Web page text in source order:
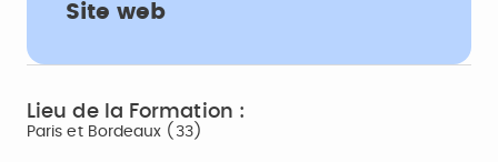
Site web
Lieu de la Formation :
Paris et Bordeaux (33)